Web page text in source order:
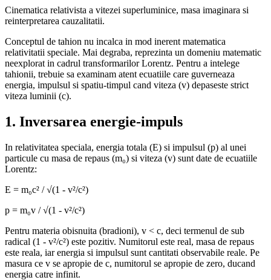
Cinematica relativista a vitezei superluminice, masa imaginara si
reinterpretarea cauzalitatii.
Conceptul de tahion nu incalca in mod inerent matematica
relativitatii speciale. Mai degraba, reprezinta un domeniu matematic
neexplorat in cadrul transformarilor Lorentz. Pentru a intelege
tahionii, trebuie sa examinam atent ecuatiile care guverneaza
energia, impulsul si spatiu-timpul cand viteza (v) depaseste strict
viteza luminii (c).
1. Inversarea energie-impuls
In relativitatea speciala, energia totala (E) si impulsul (p) al unei
particule cu masa de repaus (m₀) si viteza (v) sunt date de ecuatiile
Lorentz:
E = m₀c² / √(1 - v²/c²)
p = m₀v / √(1 - v²/c²)
Pentru materia obisnuita (bradioni), v < c, deci termenul de sub
radical (1 - v²/c²) este pozitiv. Numitorul este real, masa de repaus
este reala, iar energia si impulsul sunt cantitati observabile reale. Pe
masura ce v se apropie de c, numitorul se apropie de zero, ducand
energia catre infinit.